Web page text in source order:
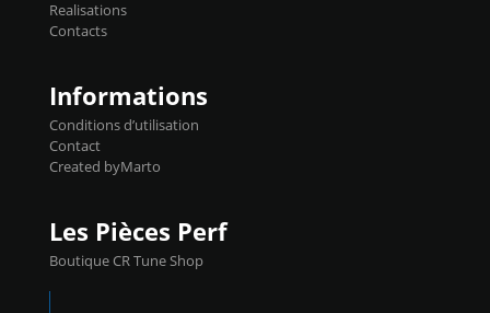
450€ TTC Un gain d'environ 10cv et 15nm
Realisations
Contacts
Informations
Conditions d’utilisation
Contact
Created byMarto
Les Pièces Perf
Boutique CR Tune Shop